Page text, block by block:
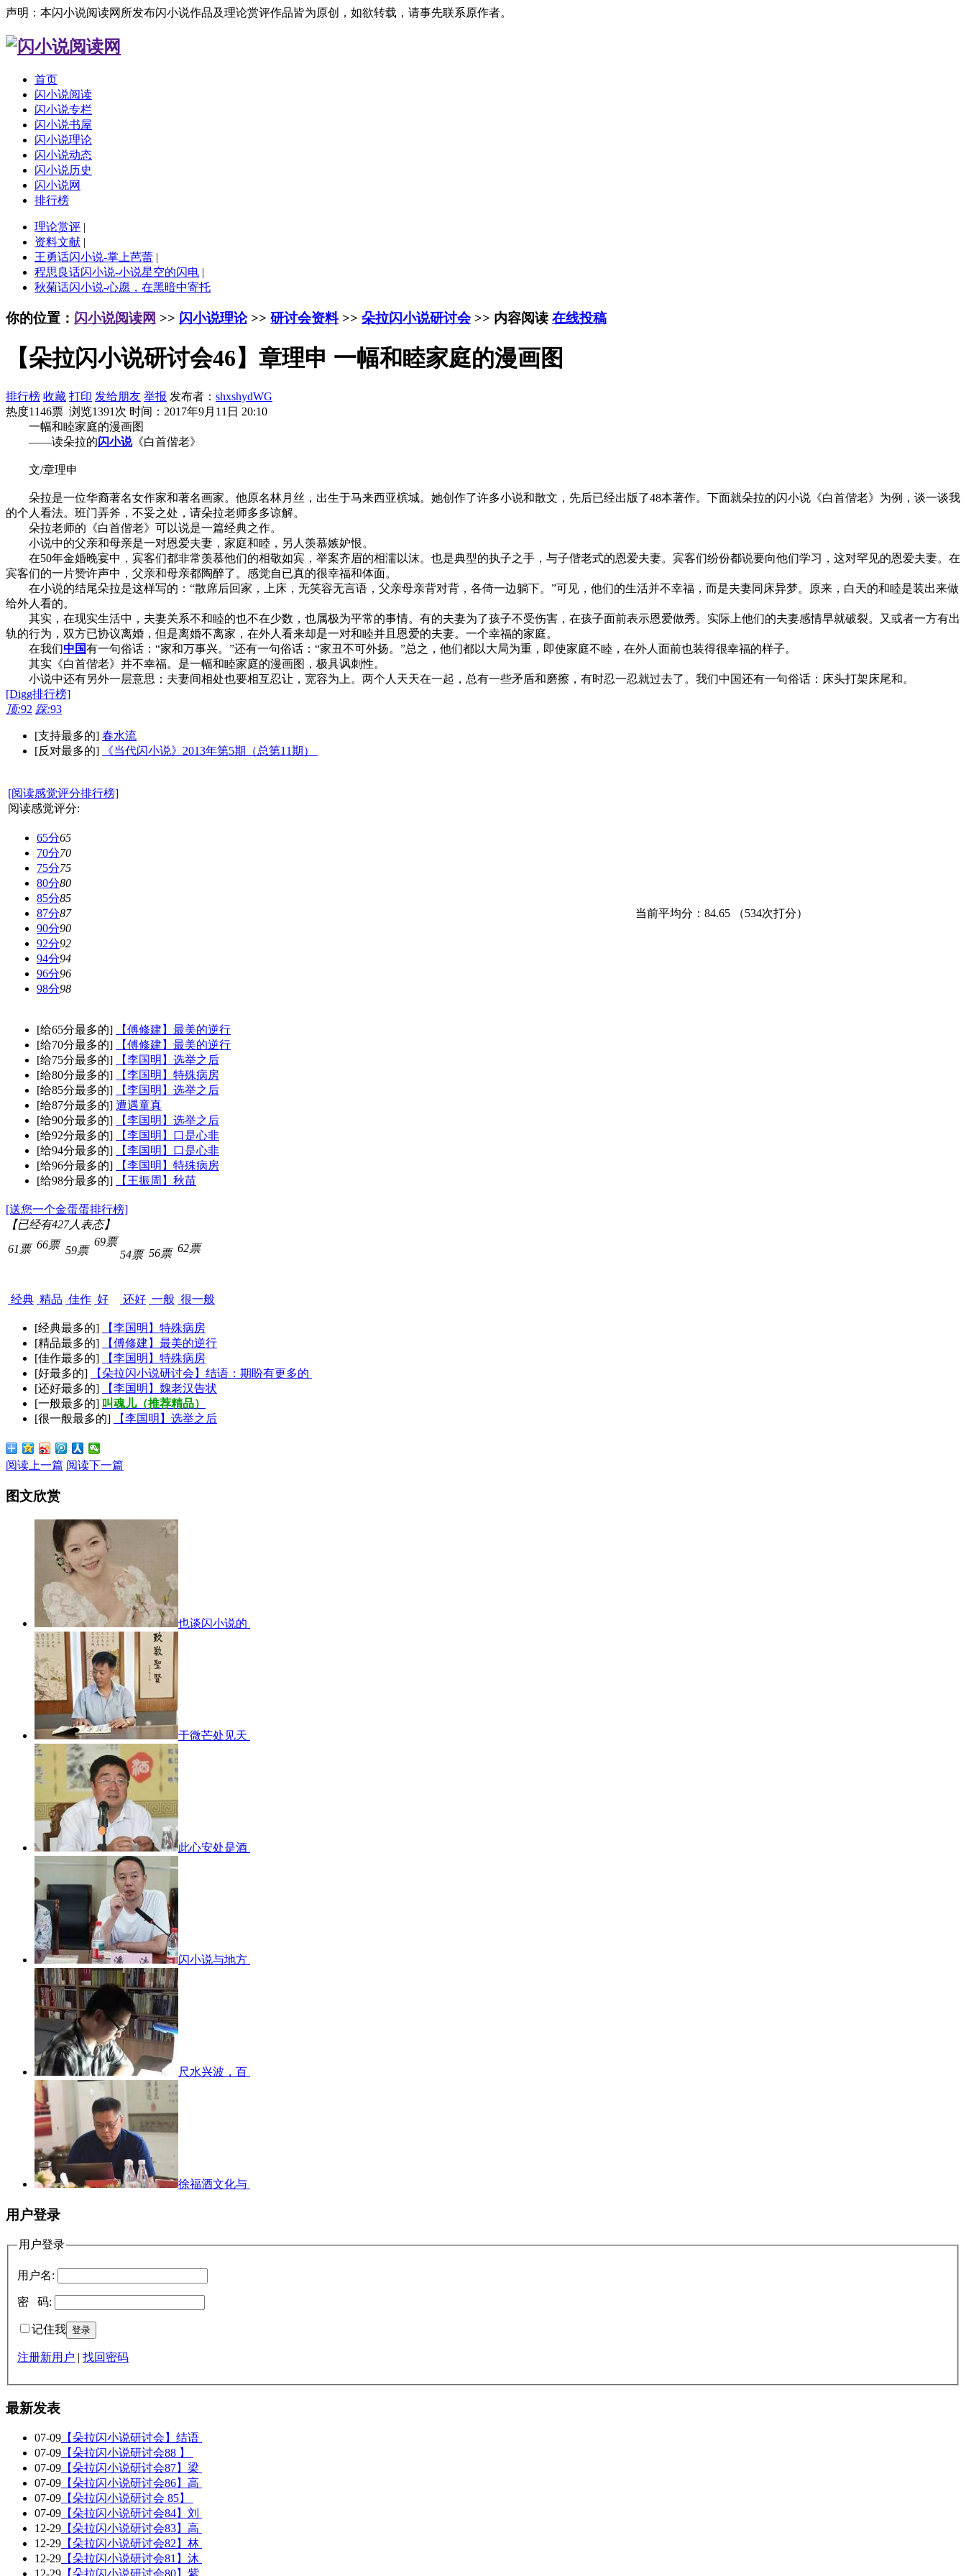
声明：本闪小说阅读网所发布闪小说作品及理论赏评作品皆为原创，如欲转载，请事先联系原作者。
首页
闪小说阅读
闪小说专栏
闪小说书屋
闪小说理论
闪小说动态
闪小说历史
闪小说网
排行榜
理论赏评 |
资料文献 |
王勇话闪小说-掌上芭蕾 |
程思良话闪小说-小说星空的闪电 |
秋菊话闪小说-心愿，在黑暗中寄托
你的位置： 闪小说阅读网 >> 闪小说理论>> 研讨会资料>> 朵拉闪小说研讨会>> 内容阅读 在线投稿
【朵拉闪小说研讨会46】章理申 一幅和睦家庭的漫画图
排行榜 收藏 打印 发给朋友 举报 发布者： shxshydWG
热度1146票 浏览1391次 时间：2017年9月11日 20:10
一幅和睦家庭的漫画图
——读朵拉的闪小说《白首偕老》
文/章理申
朵拉是一位华裔著名女作家和著名画家。他原名林月丝，出生于马来西亚槟城。她创作了许多小说和散文，先后已经出版了48本著作。下面就朵拉的闪小说《白首偕老》为例，谈一谈我
的个人看法。班门弄斧，不妥之处，请朵拉老师多多谅解。
朵拉老师的《白首偕老》可以说是一篇经典之作。
小说中的父亲和母亲是一对恩爱夫妻，家庭和睦，另人羡慕嫉妒恨。
在50年金婚晚宴中，宾客们都非常羡慕他们的相敬如宾，举案齐眉的相濡以沫。也是典型的执子之手，与子偕老式的恩爱夫妻。宾客们纷份都说要向他们学习，这对罕见的恩爱夫妻。在
宾客们的一片赞许声中，父亲和母亲都陶醉了。感觉自已真的很幸福和体面。
在小说的结尾朵拉是这样写的：“散席后回家，上床，无笑容无言语，父亲母亲背对背，各倚一边躺下。”可见，他们的生活并不幸福，而是夫妻同床异梦。原来，白天的和睦是装出来做
给外人看的。
其实，在现实生活中，夫妻关系不和睦的也不在少数，也属极为平常的事情。有的夫妻为了孩子不受伤害，在孩子面前表示恩爱做秀。实际上他们的夫妻感情早就破裂。又或者一方有出
轨的行为，双方已协议离婚，但是离婚不离家，在外人看来却是一对和睦并且恩爱的夫妻。一个幸福的家庭。
在我们中国有一句俗话：“家和万事兴。”还有一句俗话：“家丑不可外扬。”总之，他们都以大局为重，即使家庭不睦，在外人面前也装得很幸福的样子。
其实《白首偕老》并不幸福。是一幅和睦家庭的漫画图，极具讽刺性。
小说中还有另外一层意思：夫妻间相处也要相互忍让，宽容为上。两个人天天在一起，总有一些矛盾和磨擦，有时忍一忍就过去了。我们中国还有一句俗话：床头打架床尾和。
[Digg排行榜]
顶:92 踩:93
[支持最多的] 春水流
[反对最多的]
《当代闪小说》2013年第5期（总第11期）
[阅读感觉评分排行榜]
阅读感觉评分:
65分65
70分70
75分75
80分80
85分85
87分87
90分90
92分92
94分94
96分96
98分98
当前平均分： 84.65 （534次打分）
[给65分最多的]
【傅修建】最美的逆行
[给70分最多的]
【傅修建】最美的逆行
[给75分最多的]
【李国明】选举之后
[给80分最多的]
【李国明】特殊病房
[给85分最多的]
【李国明】选举之后
[给87分最多的] 遭遇童真
[给90分最多的]
【李国明】选举之后
[给92分最多的]
【李国明】口是心非
[给94分最多的]
【李国明】口是心非
[给96分最多的]
【李国明】特殊病房
[给98分最多的]
【王振周】秋苗
[送您一个金蛋蛋排行榜]
【已经有427人表态】
61票
经典
66票
精品
59票
佳作
69票
好
54票
还好
56票
一般
62票
很一般
[经典最多的]
【李国明】特殊病房
[精品最多的]
【傅修建】最美的逆行
[佳作最多的]
【李国明】特殊病房
[好最多的]
【朵拉闪小说研讨会】结语：期盼有更多的
[还好最多的]
【李国明】魏老汉告状
[一般最多的] 叫魂儿（推荐精品）
[很一般最多的]
【李国明】选举之后
阅读上一篇 阅读下一篇
图文欣赏
也谈闪小说的
于微芒处见天
此心安处是酒
闪小说与地方
尺水兴波，百
徐福酒文化与
用户登录
用户登录
用户名:
密 码:
记住我
注册新用户 | 找回密码
最新发表
07-09 【朵拉闪小说研讨会】结语
07-09 【朵拉闪小说研讨会88 】
07-09 【朵拉闪小说研讨会87】梁
07-09 【朵拉闪小说研讨会86】高
07-09 【朵拉闪小说研讨会 85】
07-09 【朵拉闪小说研讨会84】刘
12-29 【朵拉闪小说研讨会83】高
12-29 【朵拉闪小说研讨会82】林
12-29 【朵拉闪小说研讨会81】沐